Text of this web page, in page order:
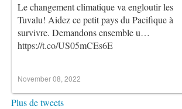
Le changement climatique va engloutir les
Tuvalu! Aidez ce petit pays du Pacifique à
survivre. Demandons ensemble u…
https://t.co/US05mCEs6E
November 08, 2022
Plus de tweets